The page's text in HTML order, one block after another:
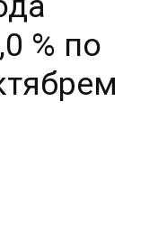
% по